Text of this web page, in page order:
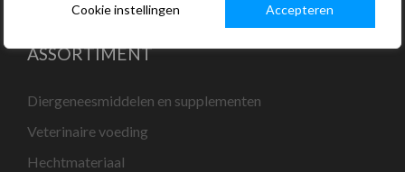
Cookie instellingen Accepteren
ASSORTIMENT
Diergeneesmiddelen en supplementen
Veterinaire voeding
Hechtmateriaal